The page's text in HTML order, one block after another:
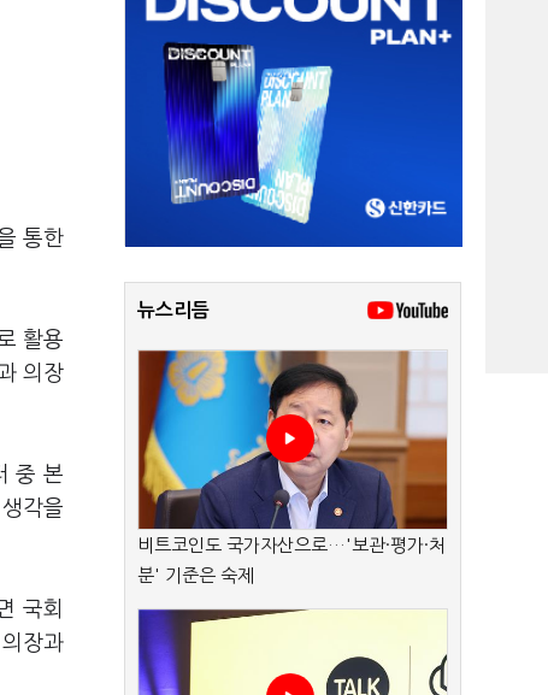
통한
활용
의장
중 본
각을
국회
장과
뉴스리듬
비트코인도 국가자산으로…'보관·평가·처
분' 기준은 숙제